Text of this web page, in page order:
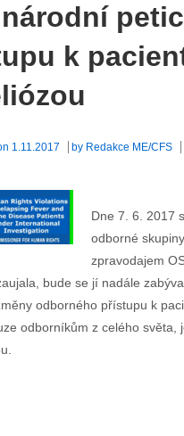
k
1.11.2017 by Redakce ME/CFS
Dne 7. 6. 2017
odborné
zpravodajem
bude se jí nadále
odborného přístupu k
odborníkům z celého světa,